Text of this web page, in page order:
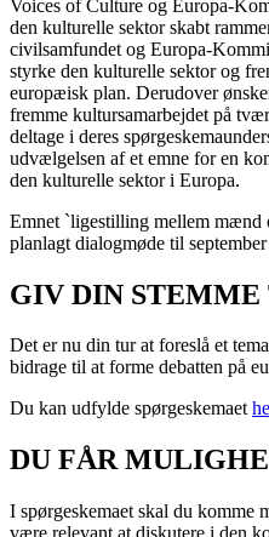
Voices of Culture og Europa-
den kulturelle sektor skabt
civilsamfundet og Europa-
styrke den kulturelle sektor og
europæisk plan. Derudover
fremme kultursamarbejdet på
deltage i deres
udvælgelsen af et emne for en
den kulturelle sektor i Europa.
Emnet `ligestilling mellem mænd
planlagt dialogmøde til
GIV DIN
Det er nu din tur at foreslå et
bidrage til at forme debatten på
Du kan udfylde spørgeskemaet
DU FÅR
I spørgeskemaet skal du komme